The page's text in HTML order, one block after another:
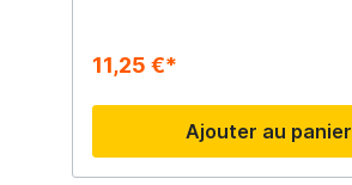
11,25 €*
Ajouter au panier